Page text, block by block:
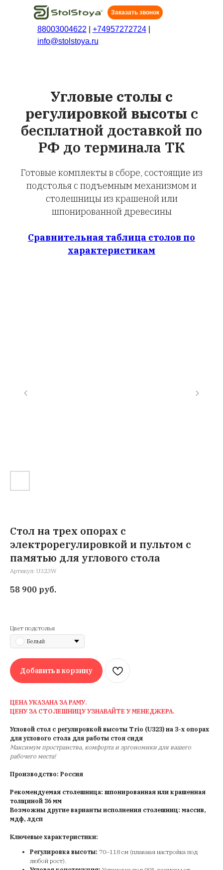
88003004622 +74957272724|
info@stolstoya.ru
Заказать звонок
Угловые столы с
регулировкой высоты c
бесплатной доставкой по
РФ до терминала ТК
Готовые комплекты в сборе, состоящие из
подстолья с подъемным механизмом и
столешницы из крашеной или
шпонированной древесины
Сравнительная таблица столов по
характеристикам
Стол на трех опорах с
электрорегулировкой и пультом с
памятью для углового стола
Артикул: U323W
58 900 руб.
Цвет подстолья
Белый
Добавить в корзину
ЦЕНА УКАЗАНА ЗА РАМУ.
ЦЕНУ ЗА СТОЛЕШНИЦУ УЗНАВАЙТЕ У МЕНЕДЖЕРА.
Угловой стол с регулировкой высоты Trio (U323) на 3-х опорах
для углового стола для работы стоя сидя
Максимум пространства, комфорта и эргономики для вашего
рабочего места!
Производство: Россия
Рекомендуемая столешница: шпонированная или крашенная
толщиной 36 мм
Возможны другие варианты исполнения столешниц: массив,
мдф, лдсп
Ключевые характеристики:
Регулировка высоты: 70–118 см (плавная настройка под
любой рост).